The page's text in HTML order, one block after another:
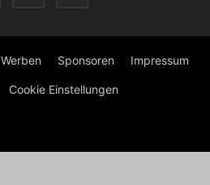
Werben Sponsoren Impressum
Cookie Einstellungen